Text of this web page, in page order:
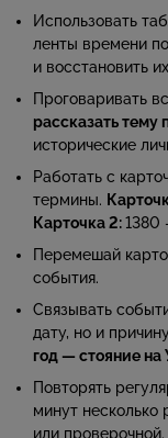
Использовать
ленты времени
и восстановить
Проговаривать
рассказать тему
исторические
Работать с
термины.
Карточка 2:1380
Перемешай
события.
Связывать
дату, но и
год — стояние
Повторять
минут несколько
или проверочной.